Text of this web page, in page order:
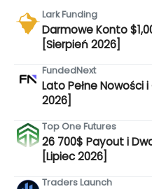
Lark Funding
Darmowe Konto
[Sierpień 2026]
FundedNext
Lato Pełne Nowości
2026]
Top One Futures
26 700$ Payout i
[Lipiec 2026]
Traders Launch